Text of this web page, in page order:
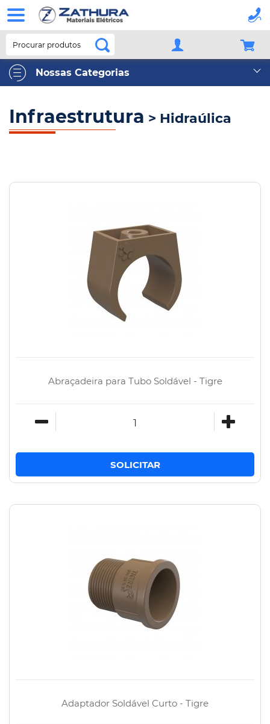
Procurar produtos
Nossas Categorias
Infraestrutura > Hidraúlica
Abraçadeira para Tubo Soldável - Tigre
Adaptador Soldável Curto - Tigre